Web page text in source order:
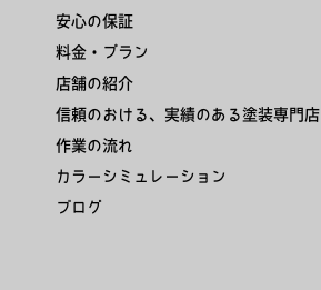
安心の保証
料金・プラン
店舗の紹介
信頼のおける、実績のある塗装専門店
作業の流れ
カラーシミュレーション
ブログ